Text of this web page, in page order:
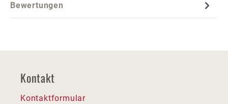
Bewertungen
Kontakt
Kontaktformular